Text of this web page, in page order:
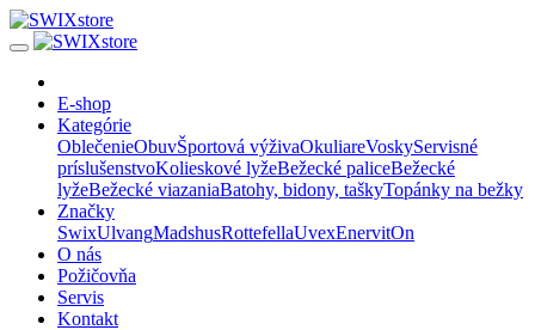
E-shop
Kategórie
OblečenieObuvŠportová výživaOkuliareVoskyServisné
príslušenstvoKolieskové lyžeBežecké paliceBežecké
lyžeBežecké viazaniaBatohy, bidony, taškyTopánky na bežky
Značky
SwixUlvangMadshusRottefellaUvexEnervitOn
O nás
Požičovňa
Servis
Kontakt